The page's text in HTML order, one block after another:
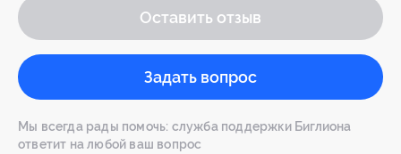
Оставить отзыв
Задать вопрос
Мы всегда рады помочь: служба поддержки Биглиона
ответит на любой ваш вопрос